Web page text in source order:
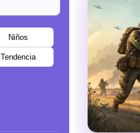
Niños
Tendencia